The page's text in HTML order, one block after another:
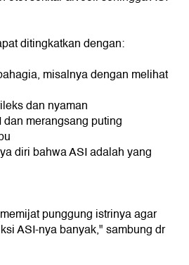
ditingkatkan dengan:
misalnya dengan melihat
dan nyaman
merangsang puting
diri bahwa ASI adalah yang
punggung istrinya agar
ASI-nya banyak," sambung dr